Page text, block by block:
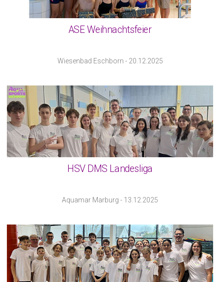
ASE Weihnachtsfeier
Wiesenbad Eschborn - 20.12.2025
HSV DMS Landesliga
Aquamar Marburg - 13.12.2025